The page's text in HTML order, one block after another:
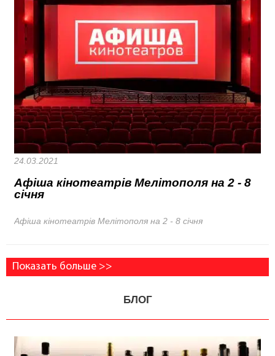
24.03.2021
Афіша кінотеатрів Мелітополя на 2 - 8
січня
Афіша кінотеатрів Мелітополя на 2 - 8 січня
Показать больше >>
БЛОГ